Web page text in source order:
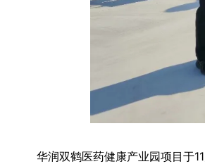
华润双鹤医药健康产业园项目于11